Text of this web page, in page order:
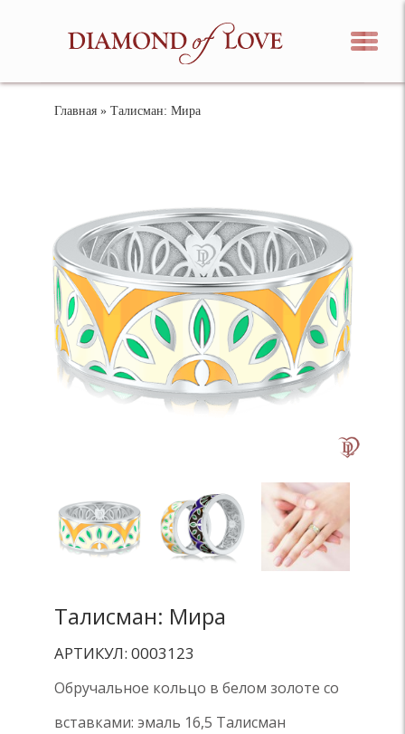
Главная » Талисман: Мира
Талисман: Мира
АРТИКУЛ: 0003123
Обручальное кольцо в белом золоте со
вставками: эмаль 16,5 Талисман